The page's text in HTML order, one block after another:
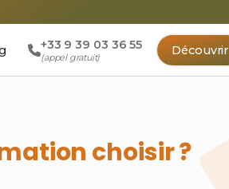
+33 9 39 03 36 55
(appel gratuit)
Découvrir
choisir ?